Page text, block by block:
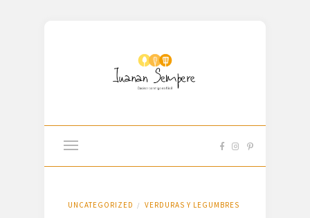
UNCATEGORIZED / VERDURAS Y LEGUMBRES